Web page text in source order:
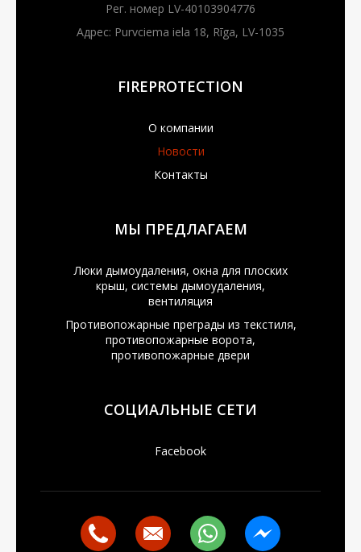
Рег. номер LV-40103904776
Адрес: Purvciema iela 18, Rīga, LV-1035
FIREPROTECTION
О компании
Новости
Контакты
МЫ ПРЕДЛАГАЕМ
Люки дымоудаления, окна для плоских
крыш, системы дымоудаления,
вентиляция
Противопожарные преграды из текстиля,
противопожарные ворота,
противопожарные двери
СОЦИАЛЬНЫЕ СЕТИ
Facebook